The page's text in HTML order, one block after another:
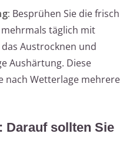
Besprühen Sie die frisch
täglich mit
Austrocknen und
Aushärtung. Diese
nach Wetterlage mehrere
Darauf sollten Sie